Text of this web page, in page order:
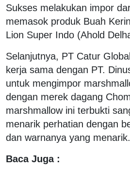
Sukses melakukan impor
memasok produk Buah
Lion Super Indo (Ahold
Selanjutnya, PT Catur
kerja sama dengan PT.
untuk mengimpor
dengan merek dagang
marshmallow ini terbukti
menarik perhatian dengan
dan warnanya yang menarik.
Baca Juga :